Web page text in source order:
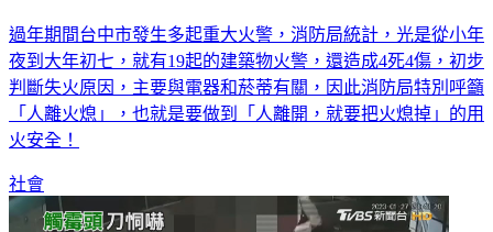
過年期間台中市發生多起重大火警，消防局統計，光是從小年
夜到大年初七，就有19起的建築物火警，還造成4死4傷，初步
判斷失火原因，主要與電器和菸蒂有關，因此消防局特別呼籲
「人離火熄」，也就是要做到「人離開，就要把火熄掉」的用
火安全！
社會